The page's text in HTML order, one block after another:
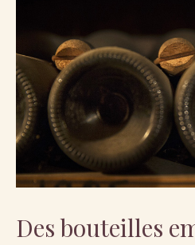
Des bouteilles